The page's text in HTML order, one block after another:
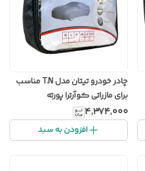
چادر خودرو تیتان مدل T.N مناسب
برای مازراتی کوآرترا پورته
۴٬۳۷۴٬۰۰۰
افزودن به سبد